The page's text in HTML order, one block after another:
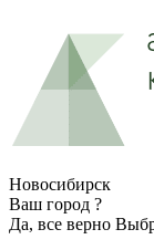
Новосибирск
Ваш город ?
Да, все верно